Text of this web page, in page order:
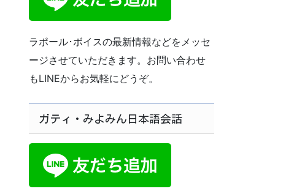
ラポール･ボイスの最新情報などをメッセ
ージさせていただきます。お問い合わせ
もLINEからお気軽にどうぞ。
ガティ・みよみん日本語会話